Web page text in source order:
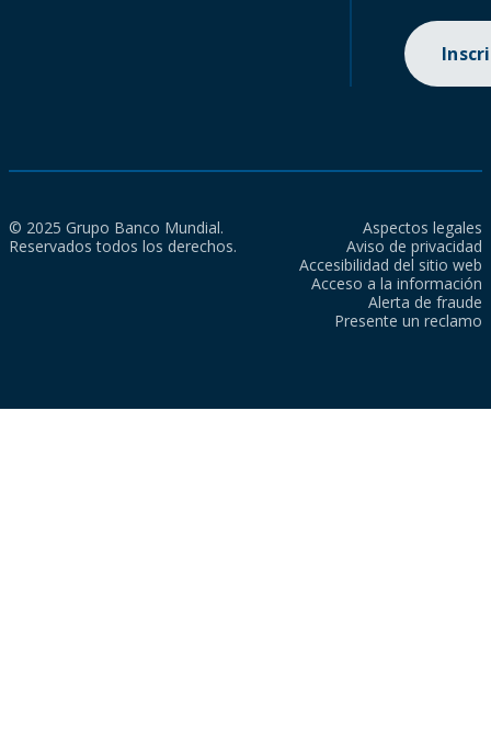
© 2025 Grupo Banco Mundial.
Reservados todos los derechos.
Aspectos legales
Aviso de privacidad
Accesibilidad del sitio web
Acceso a la información
Alerta de fraude
Presente un reclamo